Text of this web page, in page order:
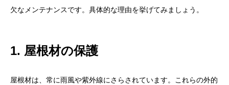
欠なメンテナンスです。具体的な理由を挙げてみましょう。
1. 屋根材の保護
屋根材は、常に雨風や紫外線にさらされています。これらの外的